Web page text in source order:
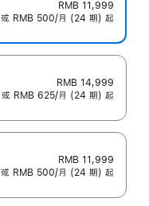
RMB 11,999
或 RMB 500/月 (24 期) 起
RMB 14,999
或 RMB 625/月 (24 期) 起
RMB 11,999
或 RMB 500/月 (24 期) 起